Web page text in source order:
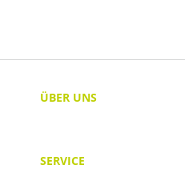
ÜBER UNS
SERVICE